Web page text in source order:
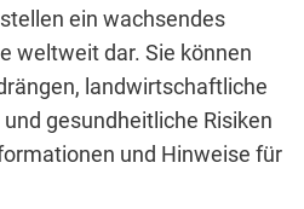
ein wachsendes
weltweit dar. Sie können
landwirtschaftliche
gesundheitliche Risiken
und Hinweise für